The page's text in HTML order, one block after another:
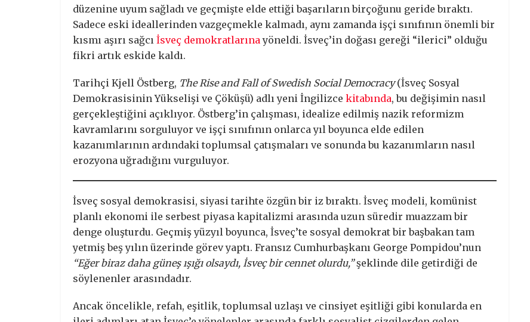
düzenine uyum sağladı ve geçmişte elde ettiği başarıların birçoğunu geride bıraktı.
Sadece eski ideallerinden vazgeçmekle kalmadı, aynı zamanda işçi sınıfının önemli bir
kısmı aşırı sağcı İsveç demokratlarına yöneldi. İsveç’in doğası gereği “ilerici” olduğu
fikri artık eskide kaldı.
Tarihçi Kjell Östberg, The Rise and Fall of Swedish Social Democracy(İsveç Sosyal
Demokrasisinin Yükselişi ve Çöküşü) adlı yeni İngilizce kitabında, bu değişimin nasıl
gerçekleştiğini açıklıyor. Östberg’in çalışması, idealize edilmiş nazik reformizm
kavramlarını sorguluyor ve işçi sınıfının onlarca yıl boyunca elde edilen
kazanımlarının ardındaki toplumsal çatışmaları ve sonunda bu kazanımların nasıl
erozyona uğradığını vurguluyor.
İsveç sosyal demokrasisi, siyasi tarihte özgün bir iz bıraktı. İsveç modeli, komünist
planlı ekonomi ile serbest piyasa kapitalizmi arasında uzun süredir muazzam bir
denge oluşturdu. Geçmiş yüzyıl boyunca, İsveç’te sosyal demokrat bir başbakan tam
yetmiş beş yılın üzerinde görev yaptı. Fransız Cumhurbaşkanı George Pompidou’nun
“Eğer biraz daha güneş ışığı olsaydı, İsveç bir cennet olurdu,”şeklinde dile getirdiği de
söylenenler arasındadır.
Ancak öncelikle, refah, eşitlik, toplumsal uzlaşı ve cinsiyet eşitliği gibi konularda en